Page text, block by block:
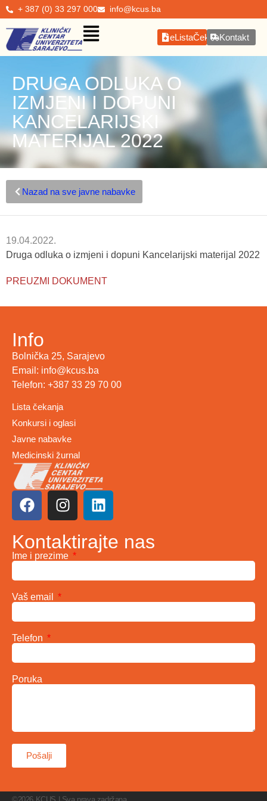
+ 387 (0) 33 297 000 info@kcus.ba
eListaČekanjaKontakt
DRUGA ODLUKA O
IZMJENI I DOPUNI
KANCELARIJSKI
MATERIJAL 2022
Nazad na sve javne nabavke
19.04.2022.
Druga odluka o izmjeni i dopuni Kancelarijski materijal 2022
PREUZMI DOKUMENT
Info
Bolnička 25, Sarajevo
Email: info@kcus.ba
Telefon: +387 33 29 70 00
Lista čekanja
Konkursi i oglasi
Javne nabavke
Medicinski žurnal
Kontaktirajte nas
Ime i prezime
Vaš email
Telefon
Poruka
Pošalji